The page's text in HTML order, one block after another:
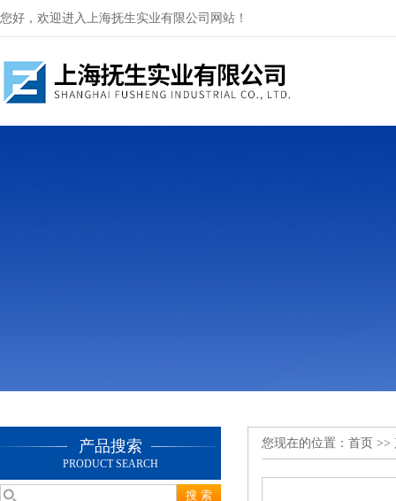
您好，欢迎进入上海抚生实业有限公司网站！
产品搜索
PRODUCT SEARCH
您现在的位置： 首页 >>